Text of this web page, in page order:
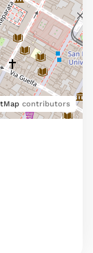
contributors